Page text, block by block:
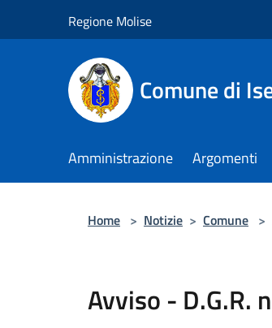
Regione Molise
Comune di
Amministrazione Argomenti
Home > Notizie > Comune >
Avviso - D.G.R.